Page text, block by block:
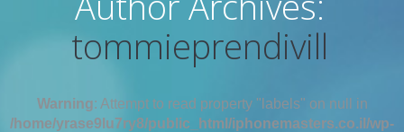
tommieprendivill
Warning: Attempt to read property "labels" on null in
/home/yrase9lu7ry8/public_html/iphonemasters.co.il/wp-